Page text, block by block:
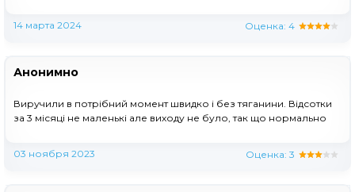
14 марта 2024 Оценка: 4
Анонимно
Виручили в потрібний момент швидко і без тяганини. Відсотки
за 3 місяці не маленькі але виходу не було, так що нормально
03 ноября 2023 Оценка: 3